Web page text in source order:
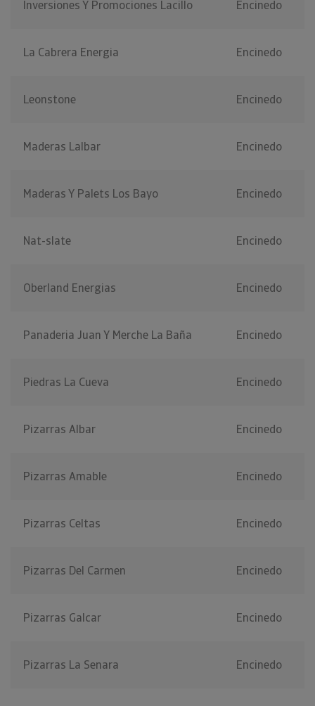
Inversiones Y Promociones Lacillo Encinedo
La Cabrera Energia Encinedo
Leonstone Encinedo
Maderas Lalbar Encinedo
Maderas Y Palets Los Bayo Encinedo
Nat-slate Encinedo
Oberland Energias Encinedo
Panaderia Juan Y Merche La Baña Encinedo
Piedras La Cueva Encinedo
Pizarras Albar Encinedo
Pizarras Amable Encinedo
Pizarras Celtas Encinedo
Pizarras Del Carmen Encinedo
Pizarras Galcar Encinedo
Pizarras La Senara Encinedo